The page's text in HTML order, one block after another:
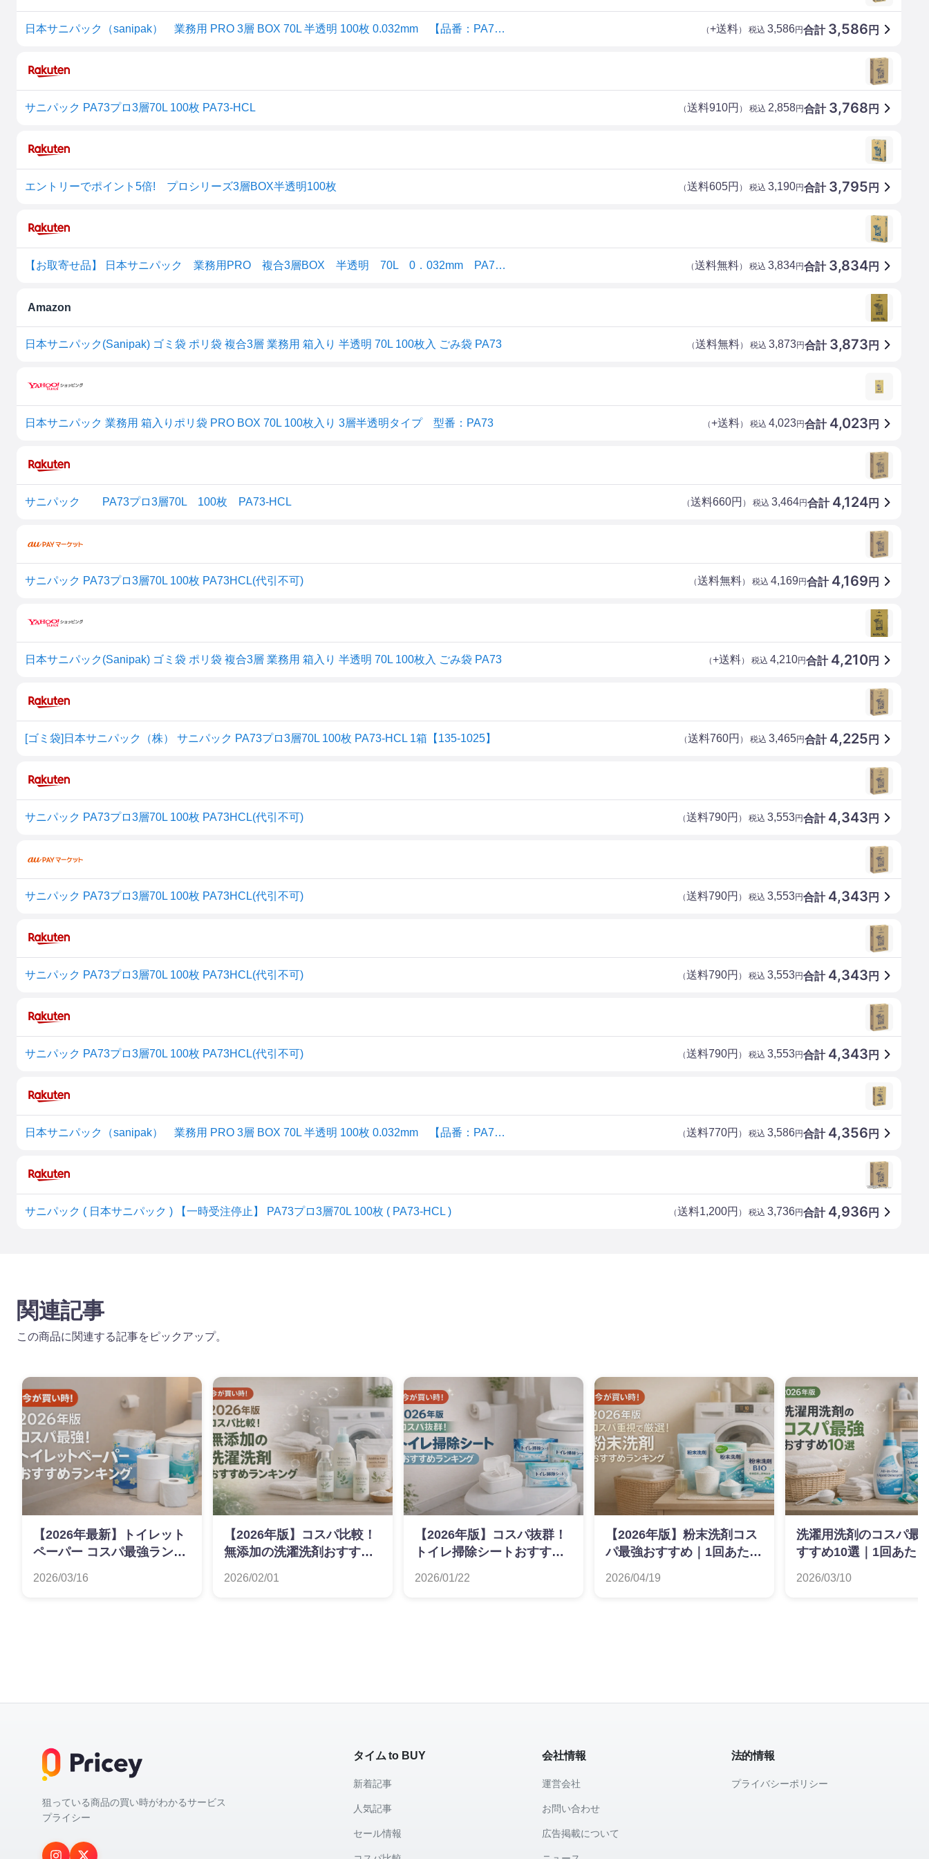
日本サニパック（sanipak） 業務用 PRO 3層 BOX 70L 半透明 100枚 0.032mm 【品番：PA73】 合計 3,586 円
（+送料） 税込 3,586円
サニパック PA73プロ3層70L 100枚 PA73-HCL 合計 3,768 円
（送料910円 ） 税込 2,858円
エントリーでポイント5倍! プロシリーズ3層BOX半透明100枚 合計 3,795 円
（送料605円 ） 税込 3,190円
【お取寄せ品】 日本サニパック 業務用PRO 複合3層BOX 半透明 70L 0．032mm PA73 1箱（100枚） 【送料無料】 合計 3,834円
（送料無料） 税込 3,834円
Amazon
日本サニパック(Sanipak) ゴミ袋 ポリ袋 複合3層 業務用 箱入り 半透明 70L 100枚入 ごみ袋 PA73 合計 3,873 円
（送料無料） 税込 3,873円
日本サニパック 業務用 箱入りポリ袋 PRO BOX 70L 100枚入り 3層半透明タイプ 型番：PA73 合計 4,023 円
（+送料） 税込 4,023円
サニパック PA73プロ3層70L 100枚 PA73-HCL 合計 4,124円
（送料660円 ） 税込 3,464円
サニパック PA73プロ3層70L 100枚 PA73HCL(代引不可) 合計 4,169 円
（送料無料） 税込 4,169円
日本サニパック(Sanipak) ゴミ袋 ポリ袋 複合3層 業務用 箱入り 半透明 70L 100枚入 ごみ袋 PA73 合計 4,210円
（+送料） 税込 4,210円
[ゴミ袋]日本サニパック（株） サニパック PA73プロ3層70L 100枚 PA73-HCL 1箱【135-1025】 合計 4,225 円
（送料760円 ） 税込 3,465円
サニパック PA73プロ3層70L 100枚 PA73HCL(代引不可) 合計 4,343 円
（送料790円 ） 税込 3,553円
サニパック PA73プロ3層70L 100枚 PA73HCL(代引不可) 合計 4,343 円
（送料790円 ） 税込 3,553円
サニパック PA73プロ3層70L 100枚 PA73HCL(代引不可) 合計 4,343 円
（送料790円 ） 税込 3,553円
サニパック PA73プロ3層70L 100枚 PA73HCL(代引不可) 合計 4,343 円
（送料790円 ） 税込 3,553円
日本サニパック（sanipak） 業務用 PRO 3層 BOX 70L 半透明 100枚 0.032mm 【品番：PA73】 合計 4,356 円
（送料770円 ） 税込 3,586円
サニパック ( 日本サニパック ) 【一時受注停止】 PA73プロ3層70L 100枚 ( PA73-HCL ) 合計 4,936 円
（送料1,200円 ） 税込 3,736円
関連記事
この商品に関連する記事をピックアップ。
【2026年最新】トイレット
ペーパー コスパ最強ランキ
2026/03/16
【2026年版】コスパ比較！
無添加の洗濯洗剤おすすめ
2026/02/01
【2026年版】コスパ抜群！
トイレ掃除シートおすすめ
2026/01/22
【2026年版】粉末洗剤コス
パ最強おすすめ｜1回あたり
2026/04/19
洗濯用洗剤のコスパ最
すすめ10選｜1回あた
2026/03/10
狙っている商品の買い時がわかるサービス
プライシー
タイム to BUY
新着記事
人気記事
セール情報
会社情報
運営会社
お問い合わせ
広告掲載について
法的情報
プライバシーポリシー